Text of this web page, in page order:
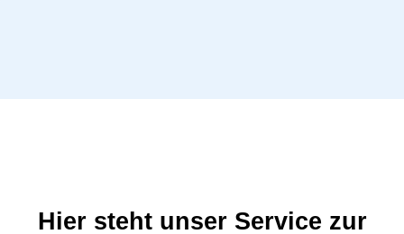
Hier steht unser Service zur